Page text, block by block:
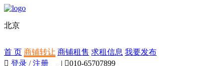
北京
首 页 商铺转让 商铺租售 求租信息 我要发布
 登录 /注册 | 010-65707899